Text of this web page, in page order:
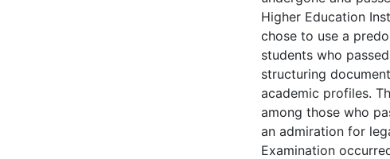
Higher Education
chose to use a
students who
structuring
academic profiles.
among those who
an admiration for
Examination